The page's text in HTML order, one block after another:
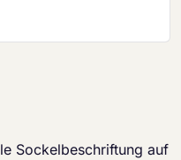
Sockelbeschriftung auf